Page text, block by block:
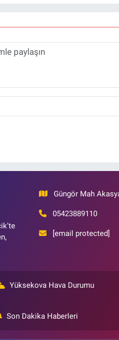
Güngör Mah
05423889110
[email protected]
Yüksekova Hava Durumu
Son Dakika Haberleri